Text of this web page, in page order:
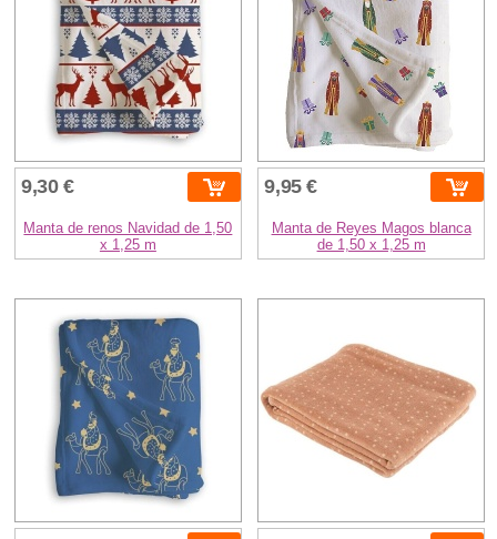
9,30 €
Manta de renos Navidad de 1,50
x 1,25 m
9,95 €
Manta de Reyes Magos blanca
de 1,50 x 1,25 m